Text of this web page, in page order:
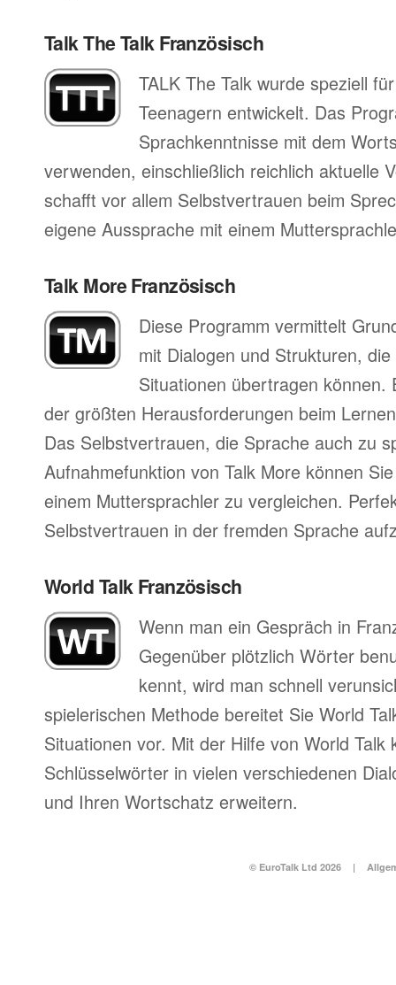
Talk The Talk Französisch
TALK The Talk wurde speziell
Teenagern entwickelt. Das
Sprachkenntnisse mit dem
verwenden, einschließlich reichlich aktuelle
schafft vor allem Selbstvertrauen beim
eigene Aussprache mit einem
Talk More Französisch
Diese Programm vermittelt
mit Dialogen und Strukturen,
Situationen übertragen können.
der größten Herausforderungen beim
Das Selbstvertrauen, die Sprache auch zu
Aufnahmefunktion von Talk More können
einem Muttersprachler zu vergleichen.
Selbstvertrauen in der fremden Sprache
World Talk Französisch
Wenn man ein Gespräch in
Gegenüber plötzlich Wörter
kennt, wird man schnell
spielerischen Methode bereitet Sie World
Situationen vor. Mit der Hilfe von World Talk
Schlüsselwörter in vielen verschiedenen
und Ihren Wortschatz erweitern.
© EuroTalk Ltd 2026 |